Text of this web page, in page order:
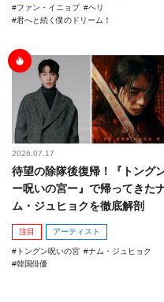
ファン・イニョプ
ヘリ
君へと続く僕のドリーム！
2026.07.17
待望の除隊後復帰！『トング
ー呪いの宮ー』で帰ってきた
ム・ジュヒョクを徹底解剖
注目 アーティスト
トングン呪いの宮
ナム・ジュヒョク
韓国俳優